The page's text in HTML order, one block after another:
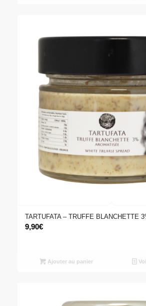
TARTUFATA – TRUFFE BLANCHETTE
9,90€
Ajouter au panier